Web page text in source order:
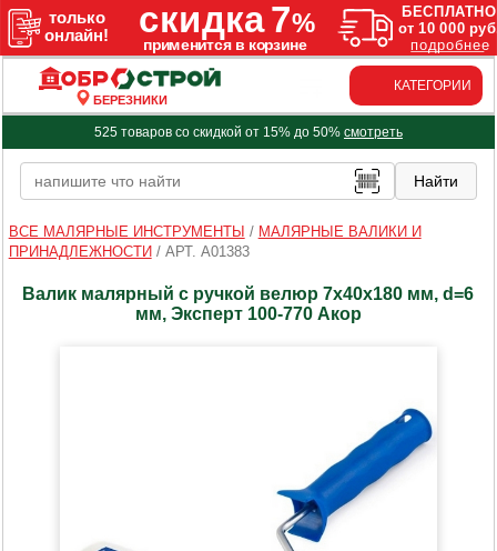
БЕРЕЗНИКИ
КАТЕГОРИИ
525 товаров со скидкой от 15% до 50% смотреть
ВСЕ МАЛЯРНЫЕ ИНСТРУМЕНТЫ / МАЛЯРНЫЕ ВАЛИКИ И
ПРИНАДЛЕЖНОСТИ / АРТ. A01383
Валик малярный с ручкой велюр 7х40х180 мм, d=6
мм, Эксперт 100-770 Акор